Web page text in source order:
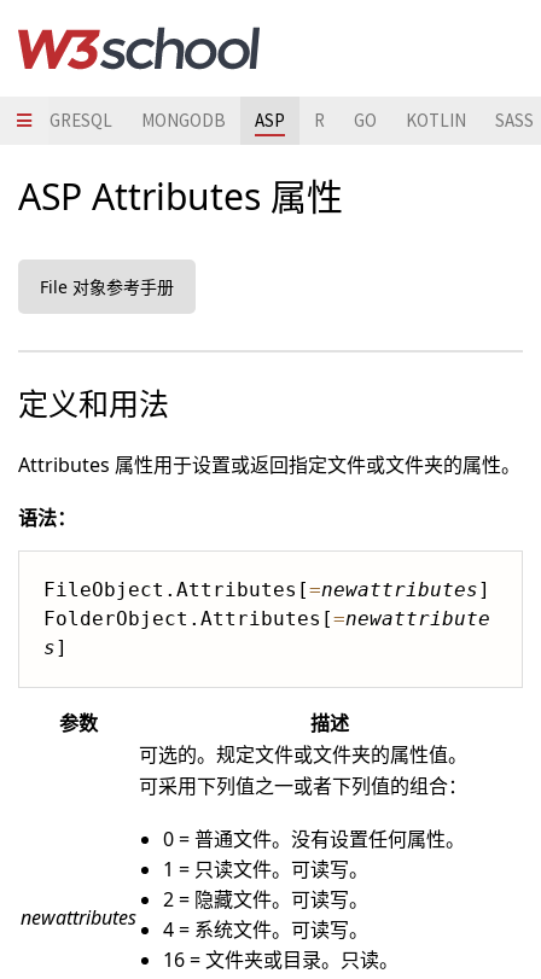
POSTGRESQL MONGODB ASP R GO KOTLIN SASS
ASP Attributes 属性
File 对象参考手册
定义和用法
Attributes 属性用于设置或返回指定文件或文件夹的属性。
语法：
FileObject.Attributes[=newattributes]
FolderObject.Attributes[=newattribute
s
参数 描述
newattributes
可选的。规定文件或文件夹的属性值。
可采用下列值之一或者下列值的组合：
0 = 普通文件。没有设置任何属性。
1 = 只读文件。可读写。
2 = 隐藏文件。可读写。
4 = 系统文件。可读写。
16 = 文件夹或目录。只读。